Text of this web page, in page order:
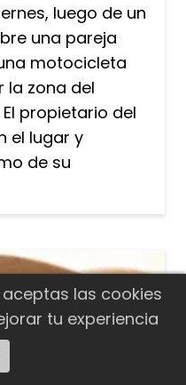
luego de un
una pareja
motocicleta
la zona del
propietario del
el lugar y
de su
las cookies
tu experiencia